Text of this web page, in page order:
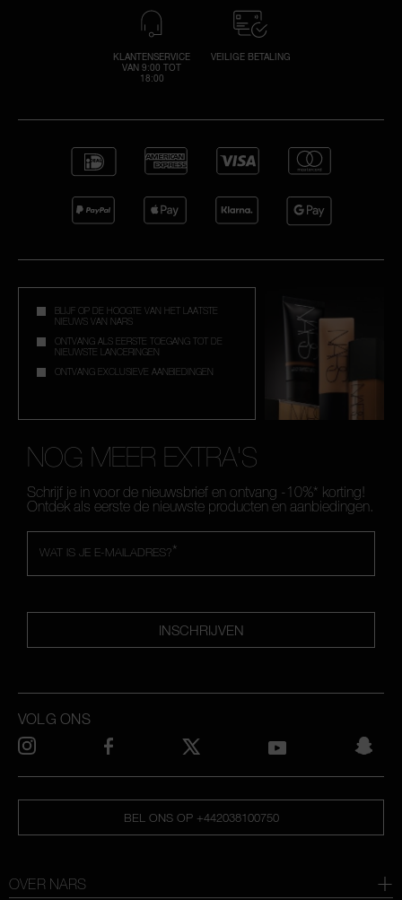
KLANTENSERVICE
VAN 9:00 TOT
18:00
VEILIGE BETALING
BLIJF OP DE HOOGTE VAN HET LAATSTE
NIEUWS VAN NARS
ONTVANG ALS EERSTE TOEGANG TOT DE
NIEUWSTE LANCERINGEN
ONTVANG EXCLUSIEVE AANBIEDINGEN
NOG MEER EXTRA'S
Schrijf je in voor de nieuwsbrief en ontvang -10%* korting!
Ontdek als eerste de nieuwste producten en aanbiedingen.
*
WAT IS JE E-MAILADRES?
INSCHRIJVEN
BEL ONS OP +442038100750
OVER NARS
VOLG ONS